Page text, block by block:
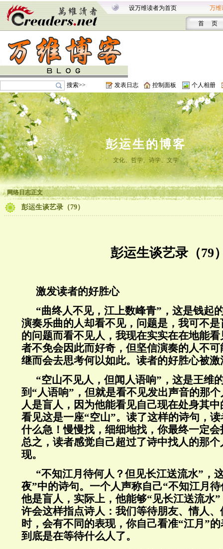
设万维读者为首页 万维
首 页
搜索>> 发表日志 控制面板 个人相册
彭运生的博客
文化、哲学、诗学、文学
网络日志正文
彭运生谈艺录（79）
彭运生谈艺录（79
激发读者的好胜心
“曲终人不见，江上数峰青”，这是钱起
演奏乐曲的人却看不见，问题是，我可不
的问题而看不见人，我现在实实在在地能
者不免会因此而好奇，但坚信演奏的人不
继而会去思考何以如此。读者的好胜心被激
“空山不见人，但闻人语响”，这是王维
到“人语响”，但就是看不见发出声音的那
人是盲人，因为他能看见自己现在处身其
看见这是一座“空山”。读了这样的诗句，
什么急！慢慢找，细细地找，你最终一定
总之，读者感觉自己超过了诗中找人的那
现。
“不知江月待何人？但见长江送流水”，
夜”中的诗句。一个人声称自己“不知江月
他是盲人，实际上，他能够“见长江送流水
许会这样指点诗人：我们等待朋友、情人
时，会有不同的表现，你自己看准“江月”
到底是在等待什么人了。